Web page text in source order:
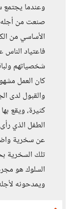
وعندما يجتمع
صنعت من أجله
الأساسي من
فاعتياد
شخصياتهم
كان العمل
والقبول لدى
كثيرة، ويقع
الطفل الذي
عن سخرية
تلك السخرية
السلوك هو
ويمدحونه